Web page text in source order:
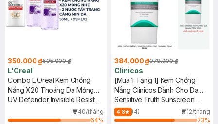
350.000 ₫595.000 ₫
L'Oreal
Combo L'Oreal Kem Chống
Nắng X20 Thoáng Da Mỏng
Nhẹ 50ml + 2 Nước Tẩy Trang
UV Defender Invisible Resist
Daily Sunscreen SPF50+
PA++++ + Revitalift Hyaluronic
40/tháng
64%
384.000 ₫978.000 ₫
Clinicos
[Mua 1 Tặng 1] Kem Chống
Nắng Clinicos Dành Cho Da
Nhạy Cảm 50ml
Sensitive Truth Sunscreen
SPF50+ PA++++
4.8 (4)
12/tháng
73%